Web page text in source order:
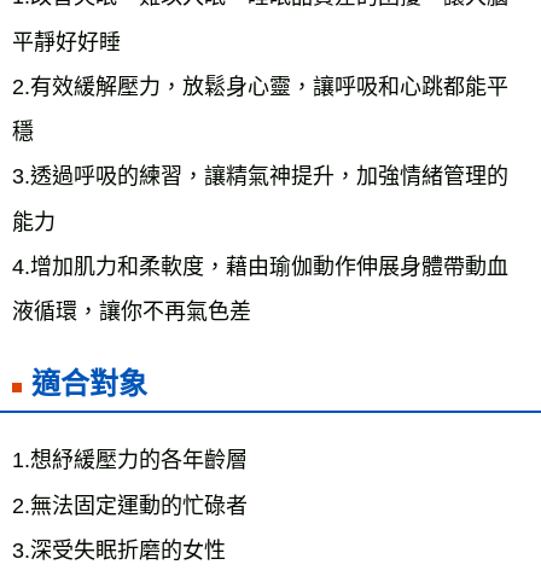
平靜好好睡
2.有效緩解壓力，放鬆身心靈，讓呼吸和心跳都能平
穩
3.透過呼吸的練習，讓精氣神提升，加強情緒管理的
能力
4.增加肌力和柔軟度，藉由瑜伽動作伸展身體帶動血
液循環，讓你不再氣色差
適合對象
1.想紓緩壓力的各年齡層
2.無法固定運動的忙碌者
3.深受失眠折磨的女性